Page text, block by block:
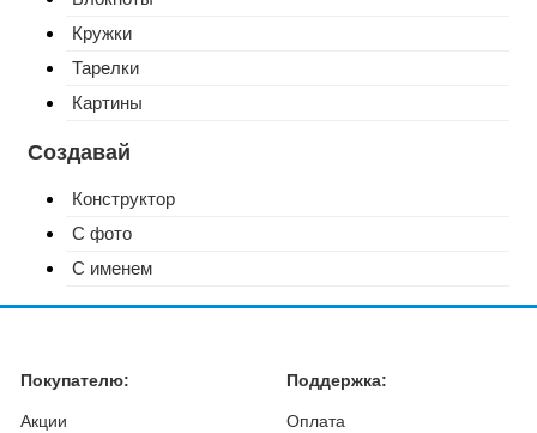
Кружки
Тарелки
Картины
Создавай
Конструктор
С фото
С именем
Покупателю:
Акции
Поддержка:
Оплата